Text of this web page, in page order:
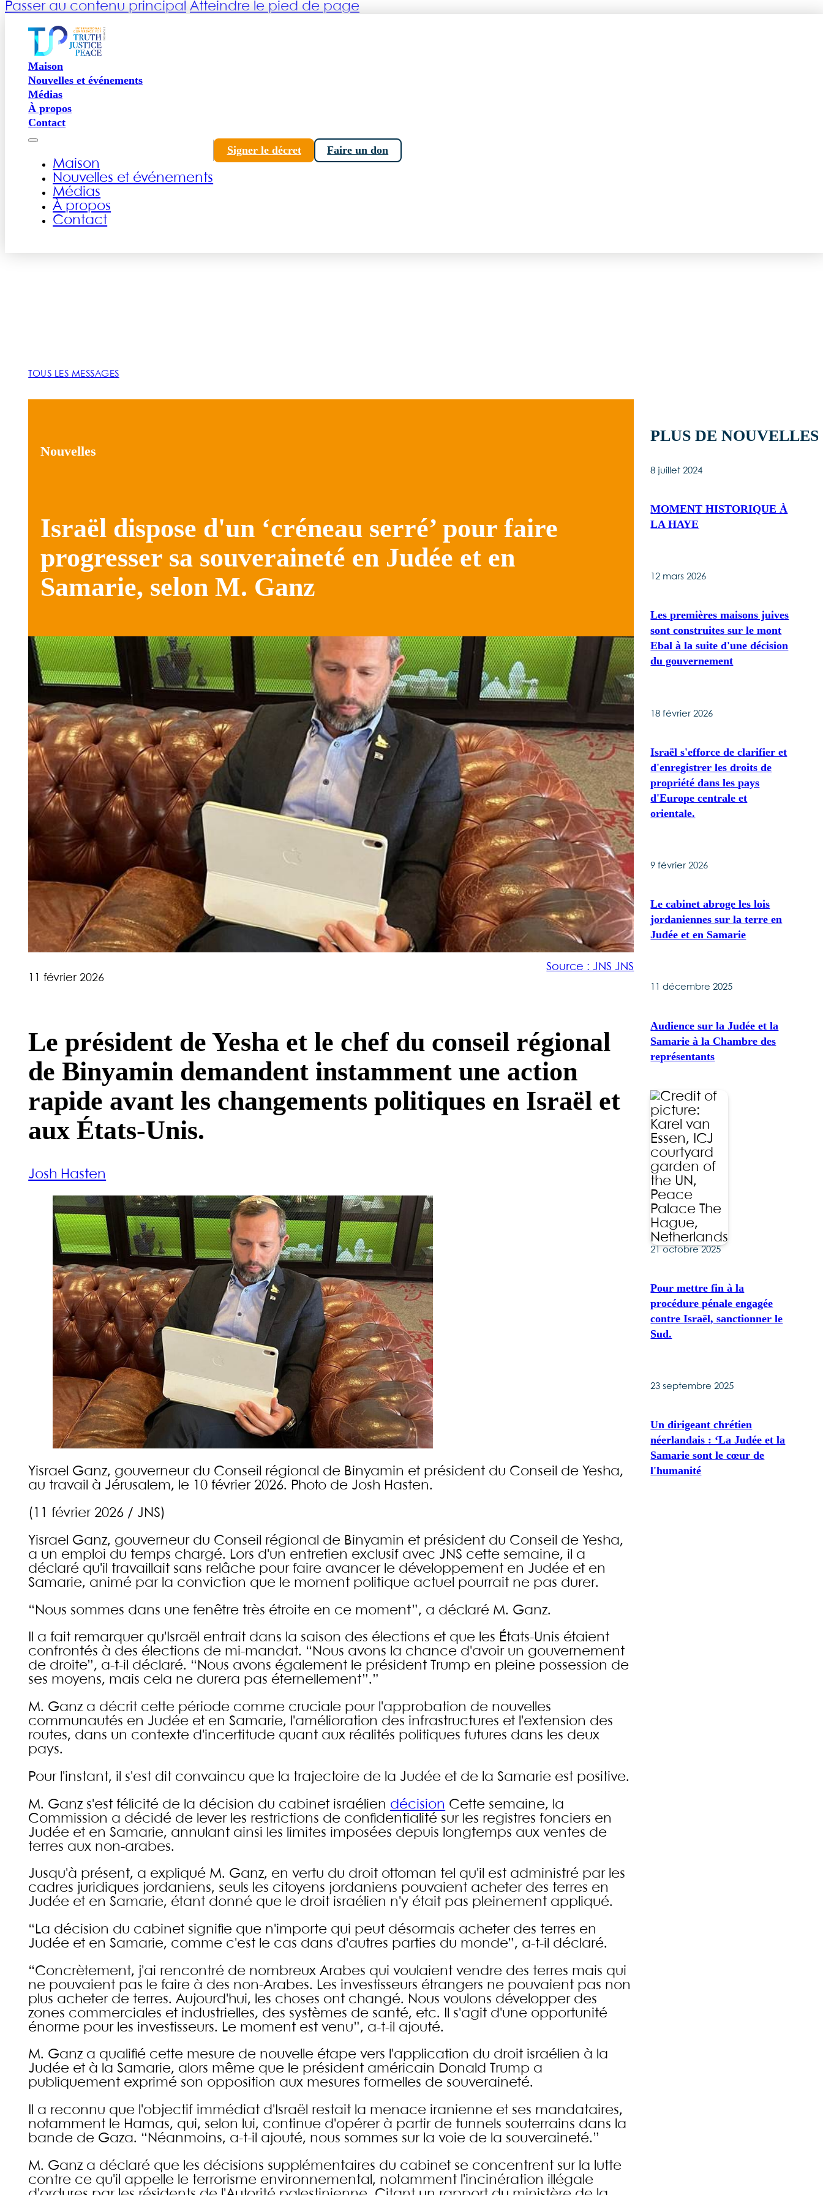
Passer au contenu principal Atteindre le pied de page
Maison
Nouvelles et événements
Médias
À propos
Contact
Maison
Nouvelles et événements
Médias
À propos
Contact
Signer le décret Faire un don
TOUS LES MESSAGES
Nouvelles
Israël dispose d'un ‘créneau serré’ pour faire
progresser sa souveraineté en Judée et en
Samarie, selon M. Ganz
11 février 2026
Source : JNS JNS
Le président de Yesha et le chef du conseil régional
de Binyamin demandent instamment une action
rapide avant les changements politiques en Israël et
aux États-Unis.
Josh Hasten
Yisrael Ganz, gouverneur du Conseil régional de Binyamin et président du Conseil de Yesha,
au travail à Jérusalem, le 10 février 2026. Photo de Josh Hasten.
( 11 février 2026 / JNS)
Yisrael Ganz, gouverneur du Conseil régional de Binyamin et président du Conseil de Yesha,
a un emploi du temps chargé. Lors d'un entretien exclusif avec JNS cette semaine, il a
déclaré qu'il travaillait sans relâche pour faire avancer le développement en Judée et en
Samarie, animé par la conviction que le moment politique actuel pourrait ne pas durer.
“Nous sommes dans une fenêtre très étroite en ce moment”, a déclaré M. Ganz.
Il a fait remarquer qu'Israël entrait dans la saison des élections et que les États-Unis étaient
confrontés à des élections de mi-mandat. “Nous avons la chance d'avoir un gouvernement
de droite”, a-t-il déclaré. “Nous avons également le président Trump en pleine possession de
ses moyens, mais cela ne durera pas éternellement”.”
M. Ganz a décrit cette période comme cruciale pour l'approbation de nouvelles
communautés en Judée et en Samarie, l'amélioration des infrastructures et l'extension des
routes, dans un contexte d'incertitude quant aux réalités politiques futures dans les deux
pays.
Pour l'instant, il s'est dit convaincu que la trajectoire de la Judée et de la Samarie est positive.
M. Ganz s'est félicité de la décision du cabinet israélien décision Cette semaine, la
Commission a décidé de lever les restrictions de confidentialité sur les registres fonciers en
Judée et en Samarie, annulant ainsi les limites imposées depuis longtemps aux ventes de
terres aux non-arabes.
Jusqu'à présent, a expliqué M. Ganz, en vertu du droit ottoman tel qu'il est administré par les
cadres juridiques jordaniens, seuls les citoyens jordaniens pouvaient acheter des terres en
Judée et en Samarie, étant donné que le droit israélien n'y était pas pleinement appliqué.
“La décision du cabinet signifie que n'importe qui peut désormais acheter des terres en
Judée et en Samarie, comme c'est le cas dans d'autres parties du monde”, a-t-il déclaré.
“Concrètement, j'ai rencontré de nombreux Arabes qui voulaient vendre des terres mais qui
ne pouvaient pas le faire à des non-Arabes. Les investisseurs étrangers ne pouvaient pas non
plus acheter de terres. Aujourd'hui, les choses ont changé. Nous voulons développer des
zones commerciales et industrielles, des systèmes de santé, etc. Il s'agit d'une opportunité
énorme pour les investisseurs. Le moment est venu”, a-t-il ajouté.
M. Ganz a qualifié cette mesure de nouvelle étape vers l'application du droit israélien à la
Judée et à la Samarie, alors même que le président américain Donald Trump a
publiquement exprimé son opposition aux mesures formelles de souveraineté.
Il a reconnu que l'objectif immédiat d'Israël restait la menace iranienne et ses mandataires,
notamment le Hamas, qui, selon lui, continue d'opérer à partir de tunnels souterrains dans la
bande de Gaza. “Néanmoins, a-t-il ajouté, nous sommes sur la voie de la souveraineté.”
M. Ganz a déclaré que les décisions supplémentaires du cabinet se concentrent sur la lutte
contre ce qu'il appelle le terrorisme environnemental, notamment l'incinération illégale
PLUS DE NOUVELLES
8 juillet 2024
MOMENT HISTORIQUE À
LA HAYE
12 mars 2026
Les premières maisons juives
sont construites sur le mont
Ebal à la suite d'une décision
du gouvernement
18 février 2026
Israël s'efforce de clarifier et
d'enregistrer les droits de
propriété dans les pays
d'Europe centrale et
orientale.
9 février 2026
Le cabinet abroge les lois
jordaniennes sur la terre en
Judée et en Samarie
11 décembre 2025
Audience sur la Judée et la
Samarie à la Chambre des
représentants
21 octobre 2025
Pour mettre fin à la
procédure pénale engagée
contre Israël, sanctionner le
Sud.
23 septembre 2025
Un dirigeant chrétien
néerlandais : ‘La Judée et la
Samarie sont le cœur de
l'humanité